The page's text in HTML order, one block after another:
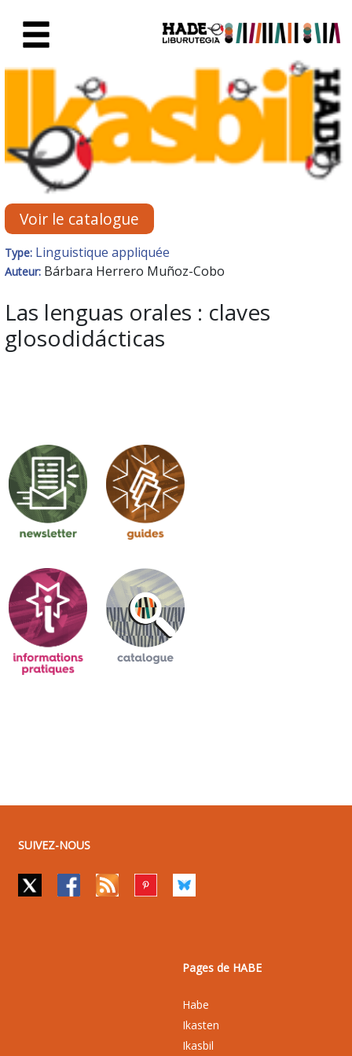
Fiche de Nouveaux Livres -
Voir le catalogue
Type: Linguistique appliquée
Auteur: Bárbara Herrero Muñoz-Cobo
Las lenguas orales : claves
glosodidácticas
SUIVEZ-NOUS
Pages de HABE
Habe
Ikasten
Ikasbil